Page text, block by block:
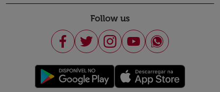
Follow us